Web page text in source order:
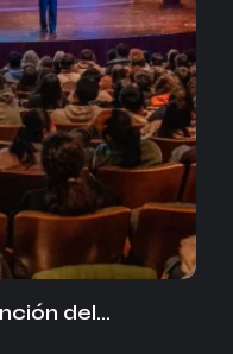
del…